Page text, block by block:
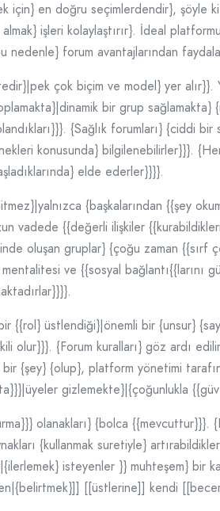
için} en doğru seçimlerdendir}, şöyle
işleri kolaylaştırır}. İdeal
nedenle} forum avantajlarından
çok biçim ve model} yer alır}}.
bir grup
{Sağlık forumları}
konusunda} bilgilenebilirler}}}.
elde ederler}}}}.
{başkalarından {{şey
vadede {{değerli ilişkiler
oluşan gruplar} {çoğu zaman
ve {{sosyal bağlantı{{larını
{{rol} üstlendiği}|önemli bir {unsur}
olur}}}. {Forum kuralları} göz ardı
{şey} {olup}, platform yönetimi
gizlemekte}|{çoğunlukla
olanakları} {bolca {{mevcuttur}}}.
{kullanmak suretiyle}
isteyenler }} muhteşem} bir
[[üstlerine]] kendi